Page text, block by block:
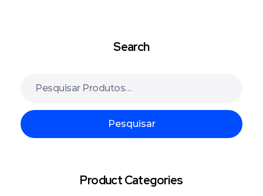
Search
Pesquisar
Product Categories